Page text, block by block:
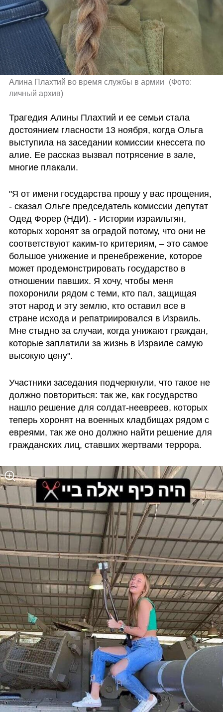
Алина Плахтий во время службы в армии (Фото:
личный архив)
Трагедия Алины Плахтий и ее семьи стала
достоянием гласности 13 ноября, когда Ольга
выступила на заседании комиссии кнессета по
алие. Ее рассказ вызвал потрясение в зале,
многие плакали.
"Я от имени государства прошу у вас прощения,
- сказал Ольге председатель комиссии депутат
Одед Форер (НДИ). - Истории израильтян,
которых хоронят за оградой потому, что они не
соответствуют каким-то критериям, – это самое
большое унижение и пренебрежение, которое
может продемонстрировать государство в
отношении павших. Я хочу, чтобы меня
похоронили рядом с теми, кто пал, защищая
этот народ и эту землю, кто оставил все в
стране исхода и репатриировался в Израиль.
Мне стыдно за случаи, когда унижают граждан,
которые заплатили за жизнь в Израиле самую
высокую цену".
Участники заседания подчеркнули, что такое не
должно повториться: так же, как государство
нашло решение для солдат-неевреев, которых
теперь хоронят на военных кладбищах рядом с
евреями, так же оно должно найти решение для
гражданских лиц, ставших жертвами террора.